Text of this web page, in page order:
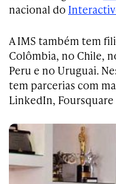
nacional do
A IMS também tem
Colômbia, no Chile,
Peru e no Uruguai.
tem parcerias com
LinkedIn,